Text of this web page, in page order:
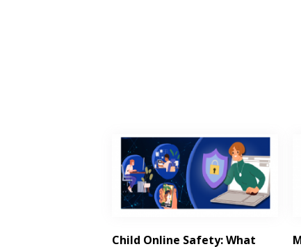
Child Online Safety: What